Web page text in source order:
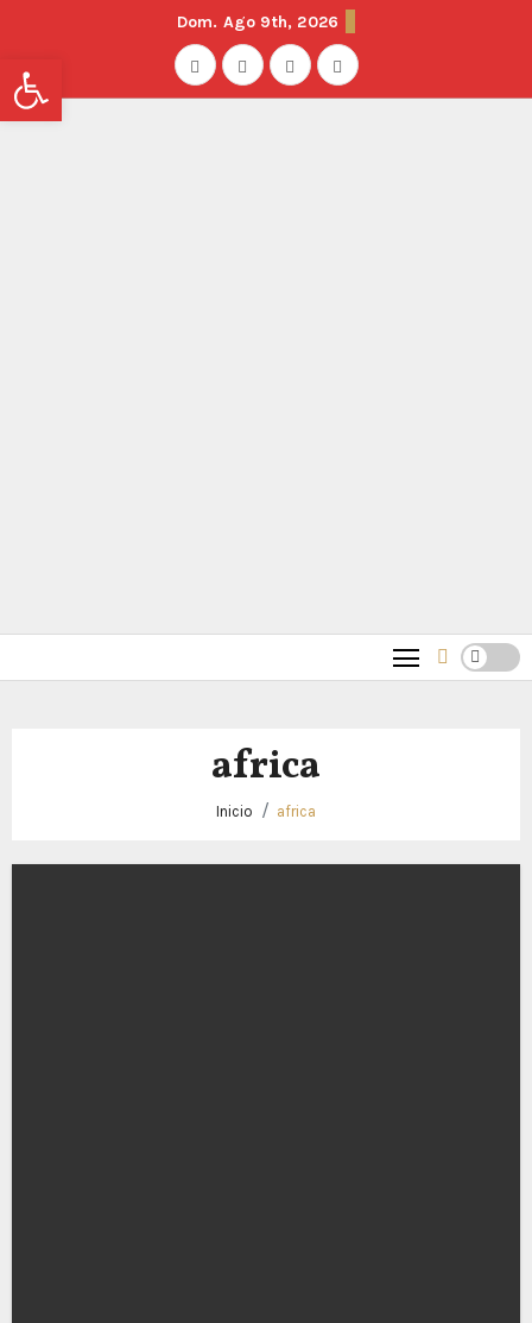
Dom. Ago 9th, 2026
africa
Inicio africa
Abrir barra de herramientas